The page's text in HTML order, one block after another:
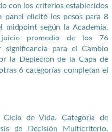
con los criterios establecidos
panel elicitó los pesos para 8
midpoint según la Academia,
promedio de los 76
significancia para el Cambio
la Depleción de la Capa de
6 categorías completan el
Ciclo de Vida. Categoría de
de Decisión Multicriterio.